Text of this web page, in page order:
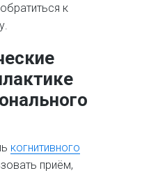
к
когнитивного
приём,